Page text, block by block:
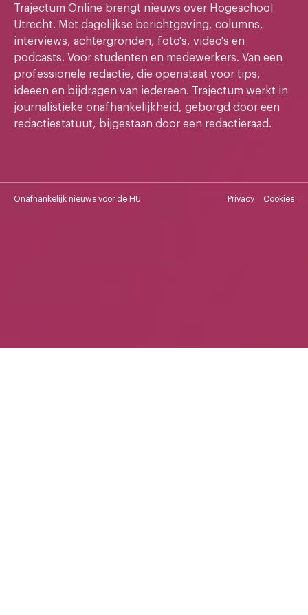
Trajectum Online brengt nieuws over Hogeschool
Utrecht. Met dagelijkse berichtgeving, columns,
interviews, achtergronden, foto's, video's en
podcasts. Voor studenten en medewerkers. Van een
professionele redactie, die openstaat voor tips,
ideeen en bijdragen van iedereen. Trajectum werkt in
journalistieke onafhankelijkheid, geborgd door een
redactiestatuut, bijgestaan door een redactieraad.
Onafhankelijk nieuws voor de HU Privacy Cookies